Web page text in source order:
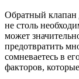
Обратный клапан
не столь
может
предотвратить
сомневаетесь в
факторов,